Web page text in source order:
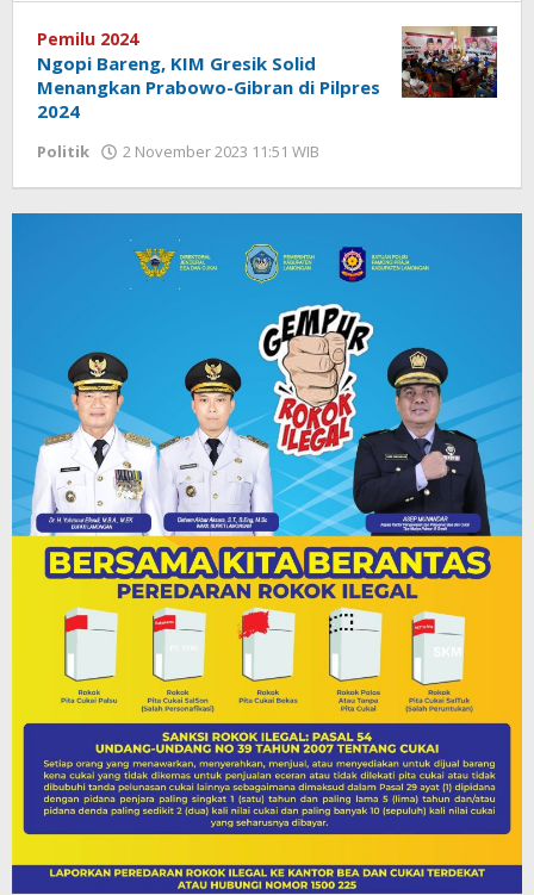
Pemilu 2024
Ngopi Bareng, KIM Gresik Solid
Menangkan Prabowo-Gibran di Pilpres
2024
Politik 2 November 2023 11:51 WIB